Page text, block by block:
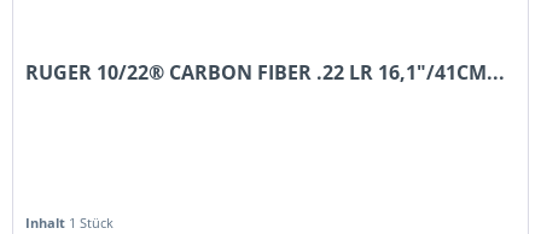
RUGER 10/22® CARBON FIBER .22 LR 16,1"/41CM...
Inhalt 1 Stück